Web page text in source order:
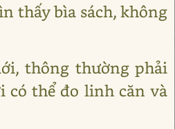
thấy bìa sách, không
thông thường phải
có thể đo linh căn và